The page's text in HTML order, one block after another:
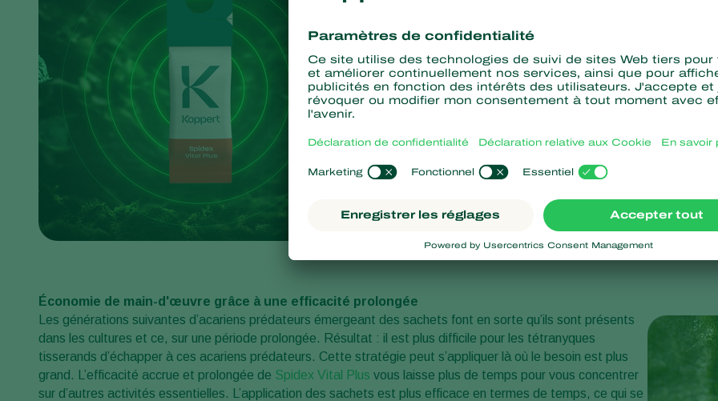
Les raisons
Protection accrue et plus fiable de vos cultures
Économie de main-d'œuvre
Durée d’efficacité prolongée
Moins de gaspillage d’ acariens prédateurs
Plus d’informations
Économie de main-d'œuvre grâce à une efficacité prolongée
Les générations suivantes d’acariens prédateurs émergeant des sachets font en sorte qu’ils sont présents
dans les cultures et ce, sur une période prolongée. Résultat : il est plus difficile pour les tétranyques
tisserands d’échapper à ces acariens prédateurs. Cette stratégie peut s’appliquer là où le besoin est plus
grand. L’efficacité accrue et prolongée de Spidex Vital Plus vous laisse plus de temps pour vous concentrer
sur d’autres activités essentielles. L’application des sachets est plus efficace en termes de temps, ce qui se